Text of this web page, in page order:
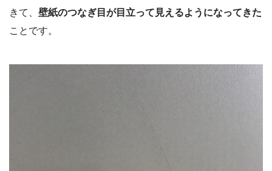
きて、 壁紙のつなぎ目が目立って見えるようになってきた
ことです。